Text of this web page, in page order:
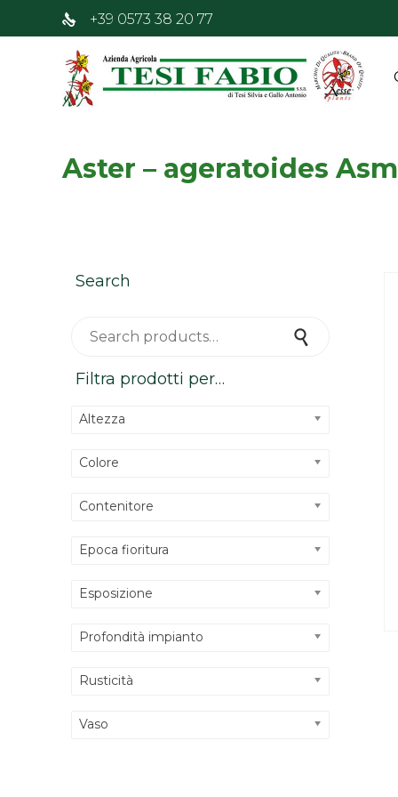
+39 0573 38 20 77
Aster – ageratoides
Search
Search
Filtra prodotti per…
Altezza
Colore
Contenitore
Epoca fioritura
Esposizione
Profondità impianto
Rusticità
Vaso